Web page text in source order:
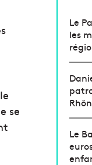
se
Le
les
Le